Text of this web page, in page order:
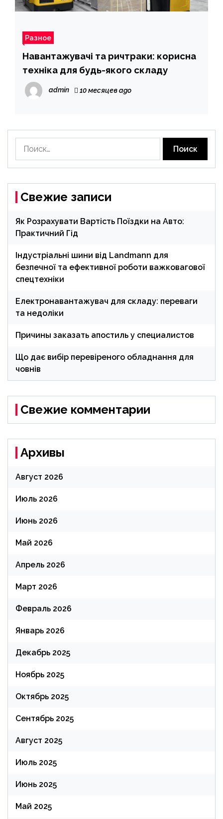
Разное
Навантажувачі та ричтраки: корисна
техніка для будь-якого складу
admin 10 месяцев ago
Свежие записи
Як Розрахувати Вартість Поїздки на Авто:
Практичний Гід
Індустріальні шини від Landmann для
безпечної та ефективної роботи важковагової
спецтехніки
Електронавантажувач для складу: переваги
та недоліки
Причины заказать апостиль у специалистов
Що дає вибір перевіреного обладнання для
човнів
Свежие комментарии
Архивы
Август 2026
Июль 2026
Июнь 2026
Май 2026
Апрель 2026
Март 2026
Февраль 2026
Январь 2026
Декабрь 2025
Ноябрь 2025
Октябрь 2025
Сентябрь 2025
Август 2025
Июль 2025
Июнь 2025
Май 2025